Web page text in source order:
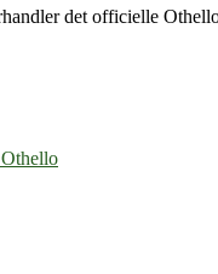
det officielle